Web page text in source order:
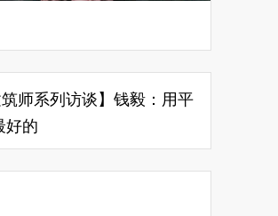
筑师系列访谈】钱毅：用平
好的